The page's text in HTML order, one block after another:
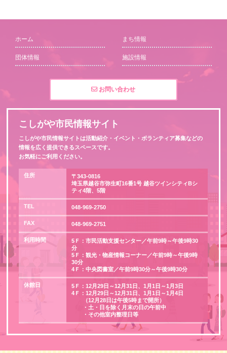
ホーム まち情報
団体情報 施設情報
お問い合わせ
こしがや市民情報サイト
こしがや市民情報サイトは活動紹介・イベント・ボランティア募集などの
情報を広く提供できるスペースです。
お気軽にご利用ください。
住所
〒343-0816
埼玉県越谷市弥生町16番1号 越谷ツインシティBシ
ティ4階、5階
TEL 048-969-2750
FAX 048-969-2751
利用時間
5Ｆ：市民活動支援センター／午前9時～午後9時30
分
5Ｆ：観光・物産情報コーナー／午前9時～午後9時
30分
4Ｆ：中央図書室／午前9時30分～午後9時30分
休館日
5Ｆ：12月29日～12月31日、1月1日～1月3日
4Ｆ：12月29日～12月31日、1月1日～1月4日
（12月28日は午後5時まで開所）
・土・日を除く月末の日の午前中
・その他室内整理日等